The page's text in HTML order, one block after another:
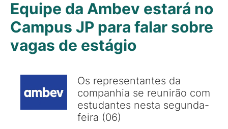
Equipe da Ambev estará no
Campus JP para falar sobre
vagas de estágio
Os representantes da
companhia se reunirão com
estudantes nesta segunda-
feira (06)